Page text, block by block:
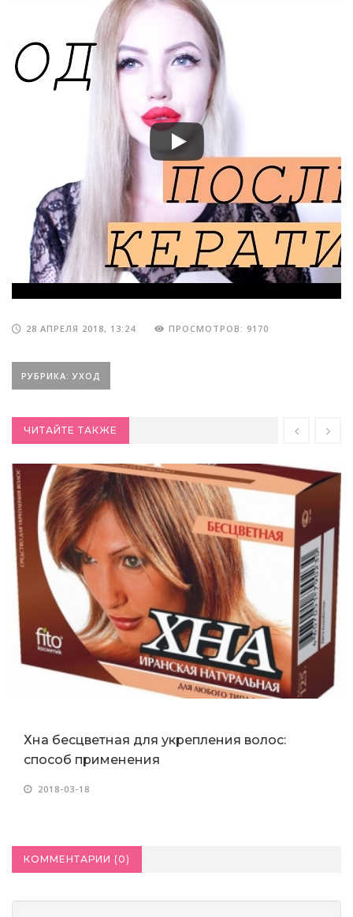
28 АПРЕЛЯ 2018, 13:24 ПРОСМОТРОВ: 9170
РУБРИКА: УХОД
ЧИТАЙТЕ ТАКЖЕ
Хна бесцветная для укрепления волос:
способ применения
2018-03-18
КОММЕНТАРИИ (0)